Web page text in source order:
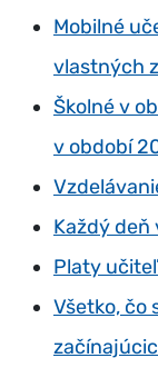
Mobilné
vlastných
Školné v
v období
Každý deň
Platy
Všetko, čo